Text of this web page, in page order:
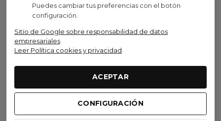
Puedes cambiar tus preferencias con el botón
configuración.
Sitio de Google sobre responsabilidad de datos
empresariales
Leer Política cookies y privacidad
ACEPTAR
CONFIGURACIÓN
Visto recientemente
Oferta
Scott Bici